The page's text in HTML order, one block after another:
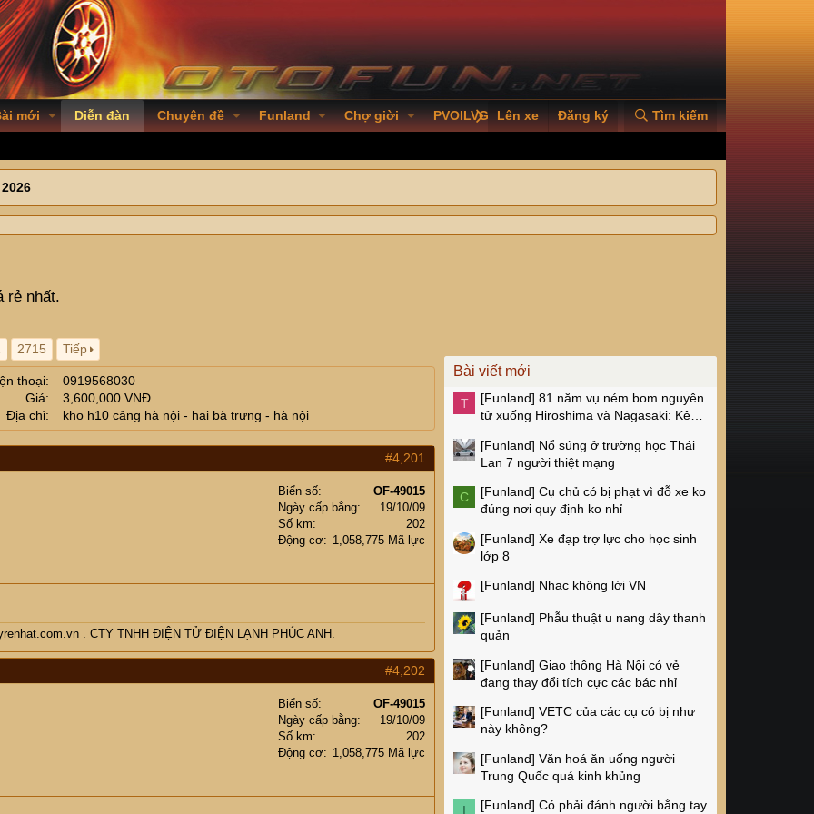
mới Diễn đàn Chuyên đề Funland Chợ giời PVOILVGC2026
Lên xe Đăng ký Tìm kiếm
rẻ nhất.
2715 Tiếp
thoại
0919568030
Giá
3,600,000 VNĐ
Địa chỉ
kho h10 cảng hà nội - hai bà trưng - hà nội
#4,201
Biển số
OF-49015
Ngày cấp bằng
19/10/09
Số km
202
Động cơ
1,058,775 Mã lực
. CTY TNHH ĐIỆN TỬ ĐIỆN LẠNH PHÚC ANH.
#4,202
Biển số
OF-49015
Ngày cấp bằng
19/10/09
Số km
202
Động cơ
1,058,775 Mã lực
Bài viết mới
T [Funland] 81 năm vụ ném bom nguyên
tử xuống Hiroshima và Nagasaki: Kêu
[Funland] Nổ súng ở trường học Thái
Lan 7 người thiệt mạng
C [Funland] Cụ chủ có bị phạt vì đỗ xe ko
đúng nơi quy định ko nhỉ
[Funland] Xe đạp trợ lực cho học sinh
lớp 8
[Funland] Nhạc không lời VN
[Funland] Phẫu thuật u nang dây thanh
quản
[Funland] Giao thông Hà Nội có vẻ
đang thay đổi tích cực các bác nhỉ
[Funland] VETC của các cụ có bị như
này không?
[Funland] Văn hoá ăn uống người
Trung Quốc quá kinh khủng
I [Funland] Có phải đánh người bằng tay